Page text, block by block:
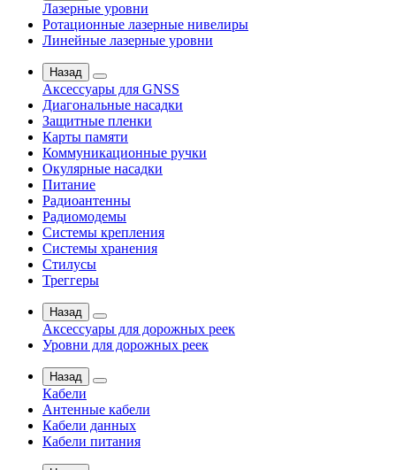
Лазерные уровни
Ротационные лазерные нивелиры
Линейные лазерные уровни
Назад
Аксессуары для GNSS
Диагональные насадки
Защитные пленки
Карты памяти
Коммуникационные ручки
Окулярные насадки
Питание
Радиоантенны
Радиомодемы
Системы крепления
Системы хранения
Стилусы
Треггеры
Назад
Аксессуары для дорожных реек
Уровни для дорожных реек
Назад
Кабели
Антенные кабели
Кабели данных
Кабели питания